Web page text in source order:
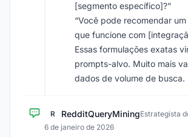
[segmento específico]?”
“Você pode recomendar
que funcione com
Essas formulações exatas
prompts-alvo. Muito mais
dados de volume de busca.
R RedditQueryMiningEstrategista
6 de janeiro de 2026